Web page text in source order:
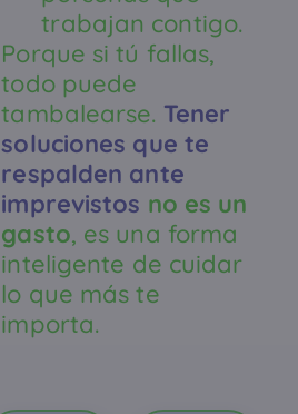
trabajan contigo.
Porque si tú fallas,
todo puede
tambalearse. Tener
soluciones que te
respalden ante
imprevistos no es un
gasto, es una forma
inteligente de cuidar
lo que más te
importa.